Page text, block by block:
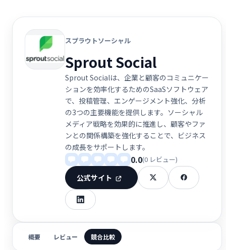
スプラウトソーシャル
Sprout Social
Sprout Socialは、企業と顧客のコミュニケー
ションを効率化するためのSaaSソフトウェア
で、投稿管理、エンゲージメント強化、分析
の3つの主要機能を提供します。ソーシャル
メディア戦略を効果的に推進し、顧客やファ
ンとの関係構築を強化することで、ビジネス
の成長をサポートします。
0.0(0 レビュー)
公式サイト
概要 レビュー 競合比較